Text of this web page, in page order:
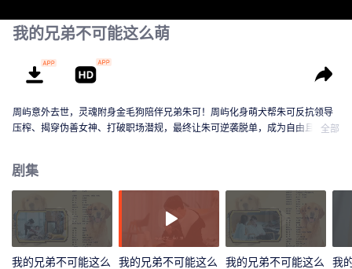
我的兄弟不可能这么萌
周屿意外去世，灵魂附身金毛狗陪伴兄弟朱可！周屿化身萌犬帮朱可反抗领导
压榨、揭穿伪善女神、打破职场潜规，最终让朱可逆袭脱单，成为自由且幸福
全部
剧集
我的兄弟不可能这么
我的兄弟不可能这么
我的兄弟不可能这么
我